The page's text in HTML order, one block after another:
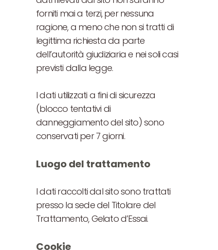
forniti mai a terzi, per nessuna
ragione, a meno che non si tratti di
legittima richiesta da parte
dell’autorità giudiziaria e nei soli casi
previsti dalla legge.
I dati utilizzati a fini di sicurezza
(blocco tentativi di
danneggiamento del sito) sono
conservati per 7 giorni.
Luogo del trattamento
I dati raccolti dal sito sono trattati
presso la sede del Titolare del
Trattamento, Gelato d’Essai.
Cookie